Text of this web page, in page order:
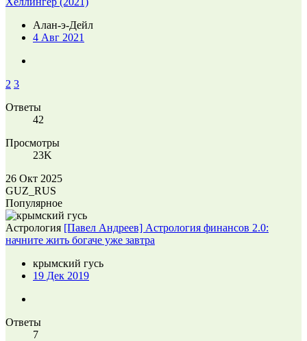
Алан-э-Дейл
4 Авг 2021
2 3
Ответы
42
Просмотры
23K
26 Окт 2025
GUZ_RUS
Популярное
Астрология [Павел Андреев] Астрология финансов 2.0:
начните жить богаче уже завтра
крымский гусь
19 Дек 2019
Ответы
7